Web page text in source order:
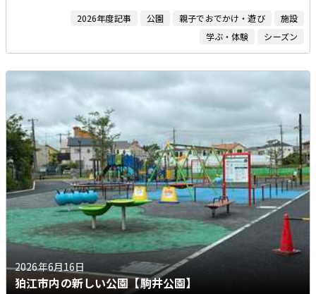
2026年度記事 公園 親子でおでかけ・遊び
施設
学ぶ・体験
シーズン
2026年6月16日
狛江市内の新しい公園【駒井公園】